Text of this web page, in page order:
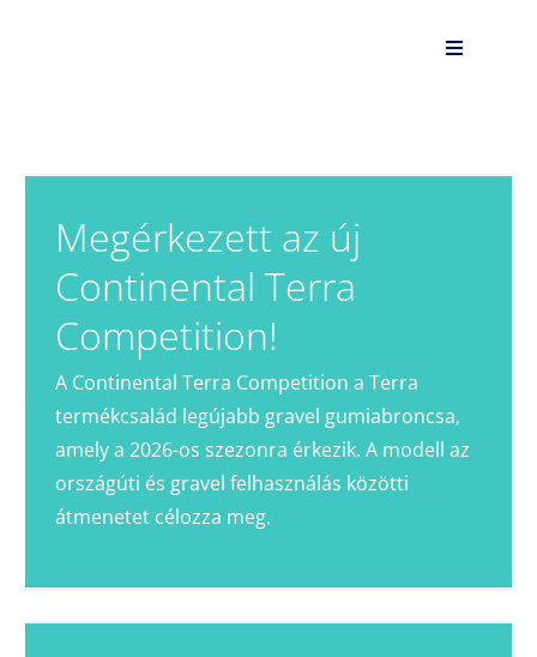
Toggle
Kerékpár szerviz
Osztálykirándulás kerékpárral a Fertő-tónál
Kerékpár vásárlás előtti konzultáció
Blog
Kapcsolat
Megérkezett az új
Continental Terra
Competition!
A Continental Terra Competition a Terra
termékcsalád legújabb gravel gumiabroncsa,
amely a 2026-os szezonra érkezik. A modell az
országúti és gravel felhasználás közötti
átmenetet célozza meg.